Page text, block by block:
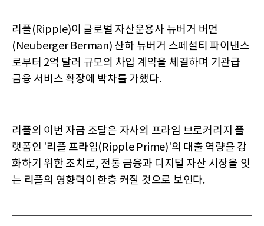
리플(Ripple)이 글로벌 자산운용사 뉴버거 버먼
(Neuberger Berman) 산하 뉴버거 스페셜티 파이낸스
로부터 2억 달러 규모의 차입 계약을 체결하며 기관급
금융 서비스 확장에 박차를 가했다.
리플의 이번 자금 조달은 자사의 프라임 브로커리지 플
랫폼인 '리플 프라임(Ripple Prime)'의 대출 역량을 강
화하기 위한 조치로, 전통 금융과 디지털 자산 시장을 잇
는 리플의 영향력이 한층 커질 것으로 보인다.